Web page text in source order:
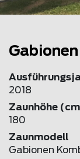
2018
Zaunhöhe
180
Zaunmodell
Gabionen